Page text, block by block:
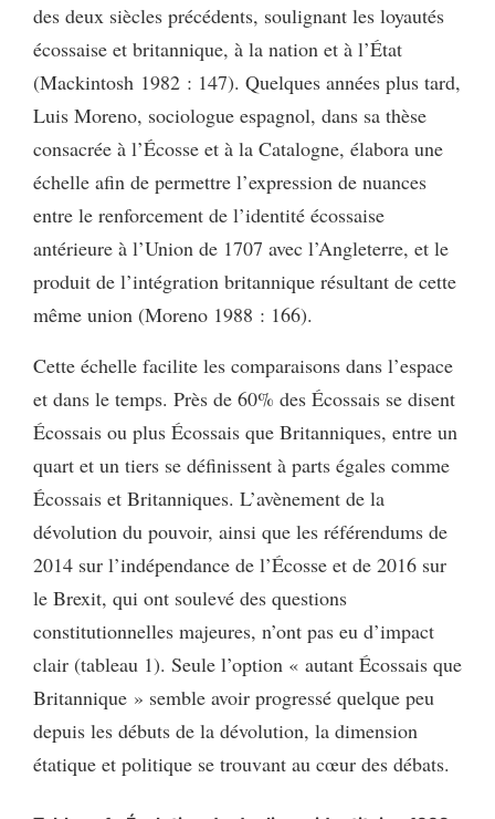
des deux siècles précédents, soulignant les loyautés
écossaise et britannique, à la nation et à l’État
(Mackintosh 1982 : 147). Quelques années plus tard,
Luis Moreno, sociologue espagnol, dans sa thèse
consacrée à l’Écosse et à la Catalogne, élabora une
échelle afin de permettre l’expression de nuances
entre le renforcement de l’identité écossaise
antérieure à l’Union de 1707 avec l’Angleterre, et le
produit de l’intégration britannique résultant de cette
même union (Moreno 1988 : 166).
Cette échelle facilite les comparaisons dans l’espace
et dans le temps. Près de 60% des Écossais se disent
Écossais ou plus Écossais que Britanniques, entre un
quart et un tiers se définissent à parts égales comme
Écossais et Britanniques. L’avènement de la
dévolution du pouvoir, ainsi que les référendums de
2014 sur l’indépendance de l’Écosse et de 2016 sur
le Brexit, qui ont soulevé des questions
constitutionnelles majeures, n’ont pas eu d’impact
clair (tableau 1). Seule l’option « autant Écossais que
Britannique » semble avoir progressé quelque peu
depuis les débuts de la dévolution, la dimension
étatique et politique se trouvant au cœur des débats.